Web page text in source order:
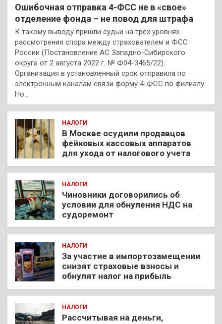
Ошибочная отправка 4-ФСС не в «свое»
отделение фонда – не повод для штрафа
К такому выводу пришли судьи на трех уровнях
рассмотрения спора между страхователем и ФСС
России (Постановление АС Западно-Сибирского
округа от 2 августа 2022 г. № Ф04-3465/22).
Организация в установленный срок отправила по
электронным каналам связи форму 4-ФСС по филиалу.
Но…
НАЛОГИ
В Москве осудили продавцов
фейковых кассовых аппаратов
для ухода от налогового учета
НАЛОГИ
Чиновники договорились об
условии для обнуления НДС на
судоремонт
НАЛОГИ
За участие в импортозамещении
снизят страховые взносы и
обнулят налог на прибыль
НАЛОГИ
Рассчитывая на деньги,